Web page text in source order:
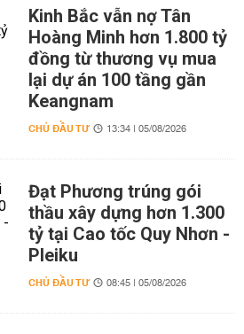
Kinh Bắc vẫn nợ Tân
Hoàng Minh hơn 1.800 tỷ
đồng từ thương vụ mua
lại dự án 100 tầng gần
Keangnam
CHỦ ĐẦU TƯ 13:34 | 05/08/2026
Đạt Phương trúng gói
thầu xây dựng hơn 1.300
tỷ tại Cao tốc Quy Nhơn -
Pleiku
CHỦ ĐẦU TƯ 08:45 | 05/08/2026